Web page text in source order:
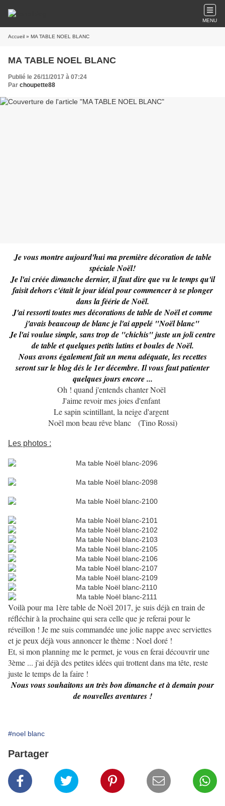
MENU
Accueil » MA TABLE NOEL BLANC
MA TABLE NOEL BLANC
Publié le 26/11/2017 à 07:24
Par choupette88
Je vous montre aujourd'hui ma première décoration de table
spéciale Noël!
Je l'ai créée dimanche dernier, il faut dire que vu le temps qu'il
faisit dehors c'était le jour idéal pour commencer à se plonger
dans la féérie de Noël.
J'ai ressorti toutes mes décorations de table de Noël et comme
j'avais beaucoup de blanc je l'ai appelé "Noël blanc"
Je l'ai voulue simple, sans trop de "chichis" juste un joli centre
de table et quelques petits lutins et boules de Noël.
Nous avons également fait un menu adéquate, les recettes
seront sur le blog dés le 1er décembre. Il vous faut patienter
quelques jours encore ...
Oh ! quand j'entends chanter Noël
J'aime revoir mes joies d'enfant
Le sapin scintillant, la neige d'argent
Noël mon beau rêve blanc (Tino Rossi)
Les photos :
Voilà pour ma 1ère table de Noël 2017, je suis déjà en train de
réfléchir à la prochaine qui sera celle que je referai pour le
réveillon ! Je me suis commandée une jolie nappe avec serviettes
et je peux déjà vous annoncer le thème : Noel doré !
Et, si mon planning me le permet, je vous en ferai découvrir une
3ème ... j'ai déjà des petites idées qui trottent dans ma tête, reste
juste le temps de la faire !
Nous vous souhaitons un très bon dimanche et à demain pour
de nouvelles aventures !
#noel blanc
Partager